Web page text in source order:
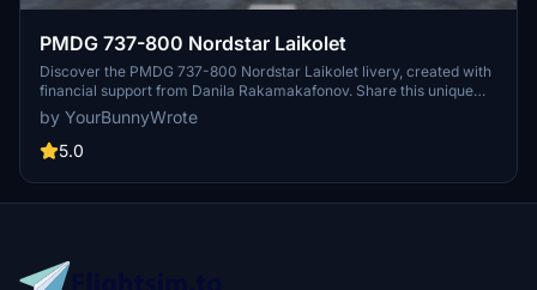
PMDG 737-800 Nordstar Laikolet
Discover the PMDG 737-800 Nordstar Laikolet livery, created with
financial support from Danila Rakamakafonov. Share this unique
livery with the community.
by YourBunnyWrote
5.0